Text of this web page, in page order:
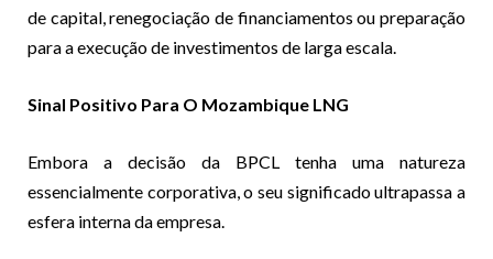
de capital, renegociação de financiamentos ou preparação
para a execução de investimentos de larga escala.
Sinal Positivo Para O Mozambique LNG
Embora a decisão da BPCL tenha uma natureza
essencialmente corporativa, o seu significado ultrapassa a
esfera interna da empresa.